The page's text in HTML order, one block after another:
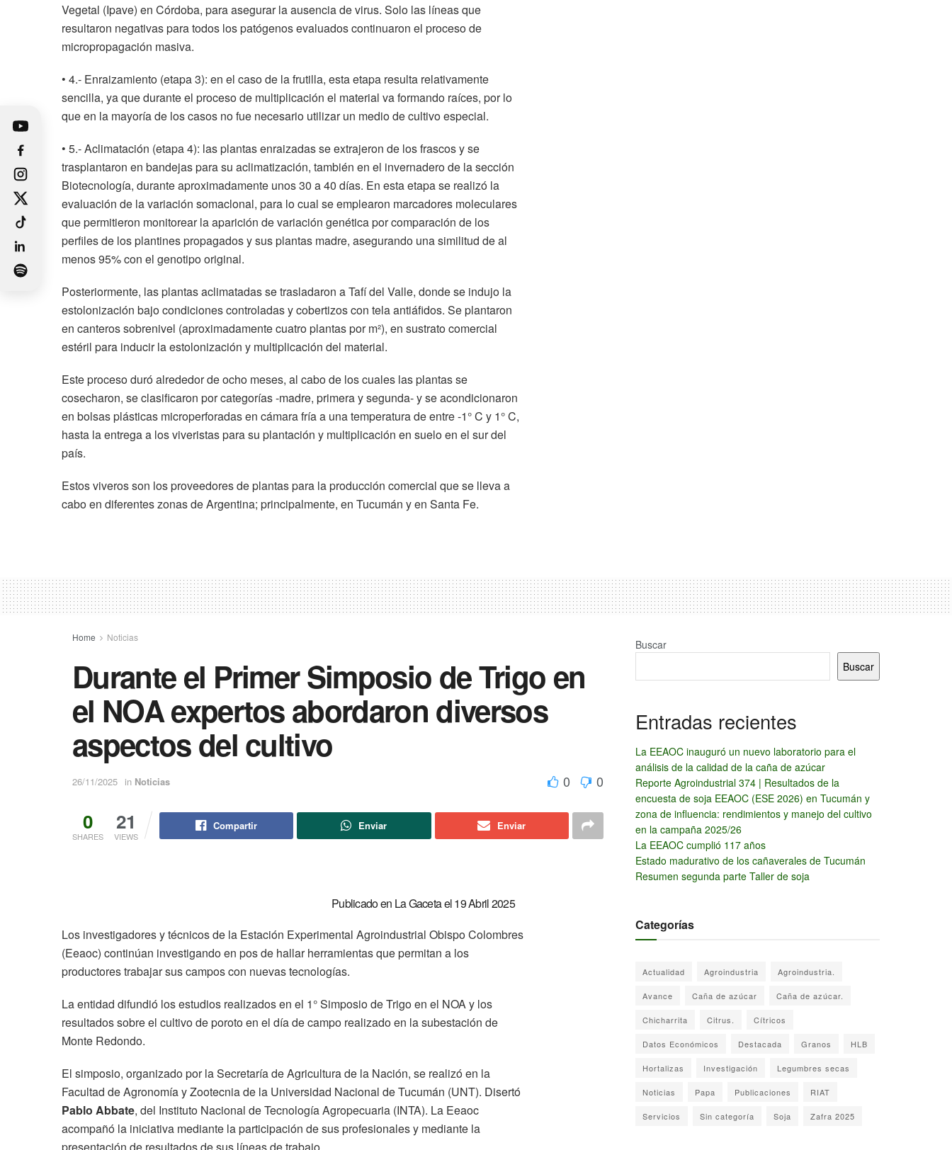
Vegetal (Ipave) en Córdoba, para asegurar la ausencia de virus. Solo las líneas que
resultaron negativas para todos los patógenos evaluados continuaron el proceso de
micropropagación masiva.
• 4.- Enraizamiento (etapa 3): en el caso de la frutilla, esta etapa resulta relativamente
sencilla, ya que durante el proceso de multiplicación el material va formando raíces, por lo
que en la mayoría de los casos no fue necesario utilizar un medio de cultivo especial.
• 5.- Aclimatación (etapa 4): las plantas enraizadas se extrajeron de los frascos y se
trasplantaron en bandejas para su aclimatización, también en el invernadero de la sección
Biotecnología, durante aproximadamente unos 30 a 40 días. En esta etapa se realizó la
evaluación de la variación somaclonal, para lo cual se emplearon marcadores moleculares
que permitieron monitorear la aparición de variación genética por comparación de los
perfiles de los plantines propagados y sus plantas madre, asegurando una similitud de al
menos 95% con el genotipo original.
Posteriormente, las plantas aclimatadas se trasladaron a Tafí del Valle, donde se indujo la
estolonización bajo condiciones controladas y cobertizos con tela antiáfidos. Se plantaron
en canteros sobrenivel (aproximadamente cuatro plantas por m²), en sustrato comercial
estéril para inducir la estolonización y multiplicación del material.
Este proceso duró alrededor de ocho meses, al cabo de los cuales las plantas se
cosecharon, se clasificaron por categorías -madre, primera y segunda- y se acondicionaron
en bolsas plásticas microperforadas en cámara fría a una temperatura de entre -1° C y 1° C,
hasta la entrega a los viveristas para su plantación y multiplicación en suelo en el sur del
país.
Estos viveros son los proveedores de plantas para la producción comercial que se lleva a
cabo en diferentes zonas de Argentina; principalmente, en Tucumán y en Santa Fe.
Home Noticias
Durante el Primer Simposio de Trigo en
el NOA expertos abordaron diversos
aspectos del cultivo
26/11/2025 in Noticias 0 0
0
SHARES
21
VIEWS
Compartir Enviar Enviar
Publicado en La Gaceta el 19 Abril 2025
Los investigadores y técnicos de la Estación Experimental Agroindustrial Obispo Colombres
(Eeaoc) continúan investigando en pos de hallar herramientas que permitan a los
productores trabajar sus campos con nuevas tecnologías.
La entidad difundió los estudios realizados en el 1° Simposio de Trigo en el NOA y los
resultados sobre el cultivo de poroto en el día de campo realizado en la subestación de
Monte Redondo.
El simposio, organizado por la Secretaría de Agricultura de la Nación, se realizó en la
Facultad de Agronomía y Zootecnia de la Universidad Nacional de Tucumán (UNT). Disertó
Pablo Abbate, del Instituto Nacional de Tecnología Agropecuaria (INTA). La Eeaoc
acompañó la iniciativa mediante la participación de sus profesionales y mediante la
presentación de resultados de sus líneas de trabajo.
Buscar
Buscar
Entradas recientes
La EEAOC inauguró un nuevo laboratorio para el
análisis de la calidad de la caña de azúcar
Reporte Agroindustrial 374 | Resultados de la
encuesta de soja EEAOC (ESE 2026) en Tucumán y
zona de influencia: rendimientos y manejo del cultivo
en la campaña 2025/26
La EEAOC cumplió 117 años
Estado madurativo de los cañaverales de Tucumán
Resumen segunda parte Taller de soja
Categorías
Actualidad Agroindustria Agroindustria.
Avance Caña de azúcar Caña de azúcar.
Chicharrita Citrus. Cítricos
Datos Económicos Destacada Granos HLB
Hortalizas Investigación Legumbres secas
Noticias Papa Publicaciones RIAT
Servicios Sin categoría Soja Zafra 2025